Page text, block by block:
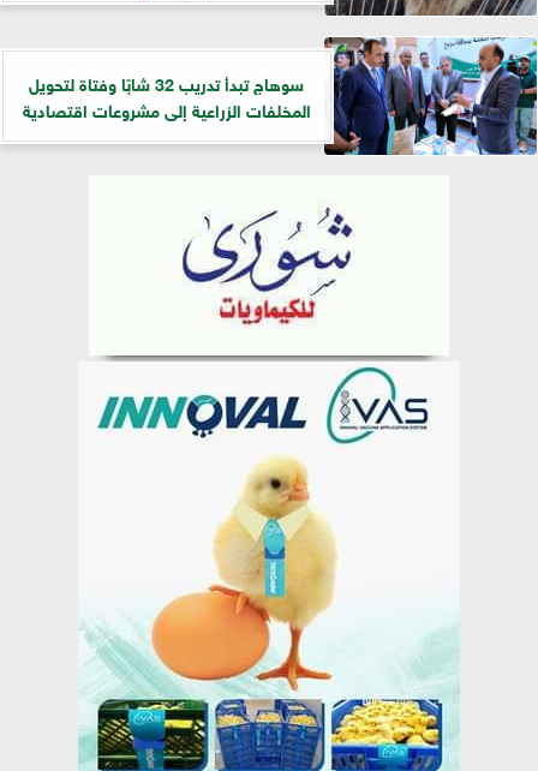
سوهاج تبدأ تدريب 32 شابًا وفتاة لتحويل
المخلفات الزراعية إلى مشروعات اقتصادية